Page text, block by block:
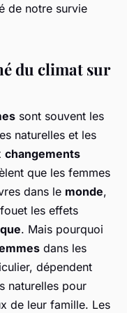
de notre survie
du climat sur
sont souvent les
naturelles et les
changements
que les femmes
dans le monde,
les effets
. Mais pourquoi
dans les
dépendent
naturelles pour
de leur famille. Les